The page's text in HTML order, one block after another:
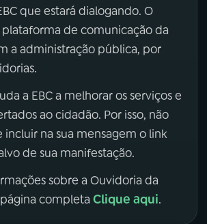
que estará dialogando. O
plataforma de comunicação da
a administração pública, por
a EBC a melhorar os serviços e
ao cidadão. Por isso, não
incluir na sua mensagem o link
de sua manifestação.
sobre a Ouvidoria da
página completa Clique aqui.